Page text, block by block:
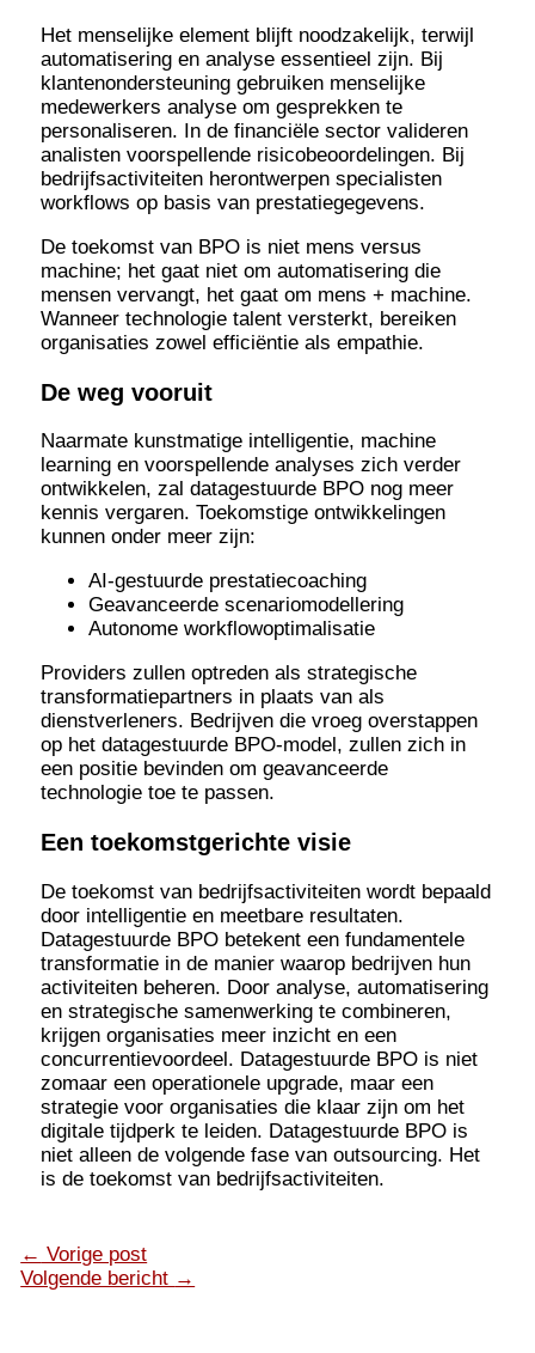
Het menselijke element blijft noodzakelijk, terwijl
automatisering en analyse essentieel zijn. Bij
klantenondersteuning gebruiken menselijke
medewerkers analyse om gesprekken te
personaliseren. In de financiële sector valideren
analisten voorspellende risicobeoordelingen. Bij
bedrijfsactiviteiten herontwerpen specialisten
workflows op basis van prestatiegegevens.
De toekomst van BPO is niet mens versus
machine; het gaat niet om automatisering die
mensen vervangt, het gaat om mens + machine.
Wanneer technologie talent versterkt, bereiken
organisaties zowel efficiëntie als empathie.
De weg vooruit
Naarmate kunstmatige intelligentie, machine
learning en voorspellende analyses zich verder
ontwikkelen, zal datagestuurde BPO nog meer
kennis vergaren. Toekomstige ontwikkelingen
kunnen onder meer zijn:
AI-gestuurde prestatiecoaching
Geavanceerde scenariomodellering
Autonome workflowoptimalisatie
Providers zullen optreden als strategische
transformatiepartners in plaats van als
dienstverleners. Bedrijven die vroeg overstappen
op het datagestuurde BPO-model, zullen zich in
een positie bevinden om geavanceerde
technologie toe te passen.
Een toekomstgerichte visie
De toekomst van bedrijfsactiviteiten wordt bepaald
door intelligentie en meetbare resultaten.
Datagestuurde BPO betekent een fundamentele
transformatie in de manier waarop bedrijven hun
activiteiten beheren. Door analyse, automatisering
en strategische samenwerking te combineren,
krijgen organisaties meer inzicht en een
concurrentievoordeel. Datagestuurde BPO is niet
zomaar een operationele upgrade, maar een
strategie voor organisaties die klaar zijn om het
digitale tijdperk te leiden. Datagestuurde BPO is
niet alleen de volgende fase van outsourcing. Het
is de toekomst van bedrijfsactiviteiten.
← Vorige post
Volgende bericht →